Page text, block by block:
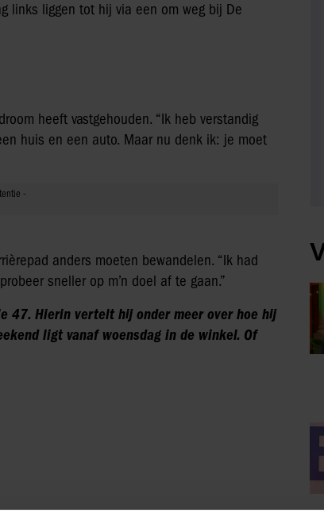
links liggen tot hij via een om weg bij De
heeft vastgehouden. “Ik heb verstandig
huis en een auto. Maar nu denk ik: je moet
anders moeten bewandelen. “Ik had
sneller op m’n doel af te gaan.”
47. Hierin vertelt hij onder meer over hoe hij
ligt vanaf woensdag in de winkel. Of